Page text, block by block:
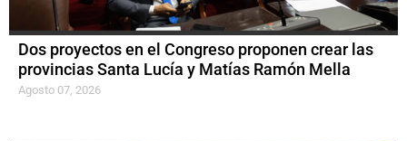
Dos proyectos en el Congreso proponen crear las
provincias Santa Lucía y Matías Ramón Mella
Agosto 07, 2026